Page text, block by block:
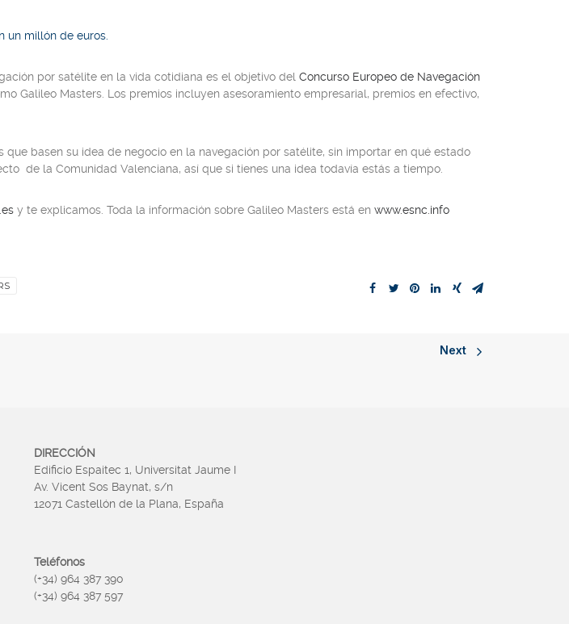
un millón de euros.
por satélite en la vida cotidiana es el objetivo del Concurso Europeo de Navegación
Galileo Masters. Los premios incluyen asesoramiento empresarial, premios en efectivo,
que basen su idea de negocio en la navegación por satélite, sin importar en qué estado
de la Comunidad Valenciana, así que si tienes una idea todavía estás a tiempo.
y te explicamos. Toda la información sobre Galileo Masters está en www.esnc.info
Next
DIRECCIÓN
Edificio Espaitec 1, Universitat Jaume I
Av. Vicent Sos Baynat, s/n
12071 Castellón de la Plana, España
Teléfonos
(+34) 964 387 390
(+34) 964 387 597